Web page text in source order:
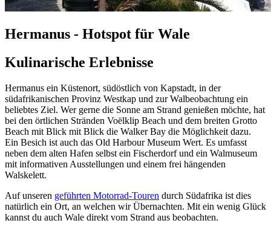
Hermanus - Hotspot für Wale
Kulinarische Erlebnisse
Hermanus ein Küstenort, südöstlich von Kapstadt, in der
südafrikanischen Provinz Westkap und zur Walbeobachtung ein
beliebtes Ziel. Wer gerne die Sonne am Strand genießen möchte, hat
bei den örtlichen Stränden Voëlklip Beach und dem breiten Grotto
Beach mit Blick mit Blick die Walker Bay die Möglichkeit dazu.
Ein Besich ist auch das Old Harbour Museum Wert. Es umfasst
neben dem alten Hafen selbst ein Fischerdorf und ein Walmuseum
mit informativen Ausstellungen und einem frei hängenden
Walskelett.
Auf unseren geführten Motorrad-Touren durch Südafrika ist dies
natürlich ein Ort, an welchen wir Übernachten. Mit ein wenig Glück
kannst du auch Wale direkt vom Strand aus beobachten.